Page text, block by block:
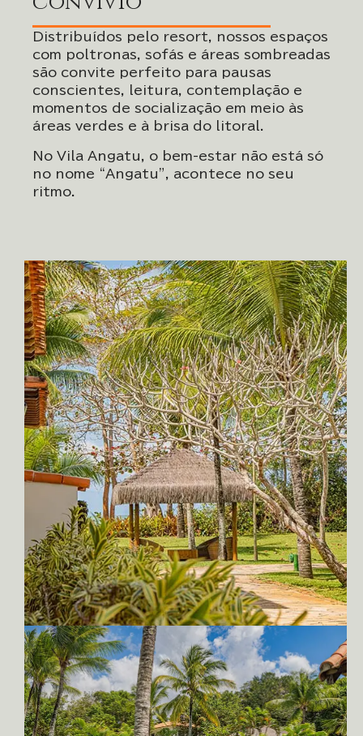
Distribuídos pelo resort, nossos espaços
com poltronas, sofás e áreas sombreadas
são convite perfeito para pausas
conscientes, leitura, contemplação e
momentos de socialização em meio às
áreas verdes e à brisa do litoral.
No Vila Angatu, o bem-estar não está só
no nome “Angatu”, acontece no seu
ritmo.